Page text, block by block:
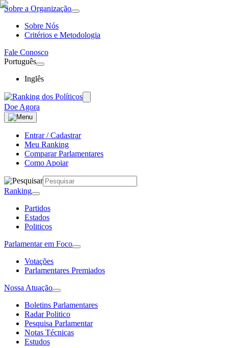
Sobre a Organização
Sobre Nós
Critérios e Metodologia
Fale Conosco
Português
Inglês
Doe Agora
Entrar / Cadastrar
Meu Ranking
Comparar Parlamentares
Como Apoiar
Ranking
Partidos
Estados
Politicos
Parlamentar em Foco
Votações
Parlamentares Premiados
Nossa Atuação
Boletins Parlamentares
Radar Politico
Pesquisa Parlamentar
Notas Técnicas
Estudos